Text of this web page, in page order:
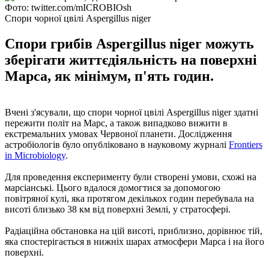
Фото: twitter.com/mICROBIOsh
Спори чорної цвілі Aspergillus niger
Спори грибів Aspergillus niger можуть
зберігати життєдіяльність на поверхні
Марса, як мінімум, п'ять годин.
Вчені з'ясували, що спори чорної цвілі Aspergillus niger здатні
пережити політ на Марс, а також випадково вижити в
екстремальних умовах Червоної планети. Дослідження
астробіологів було опубліковано в науковому журналі Frontiers
in Microbiology.
Для проведення експерименту були створені умови, схожі на
марсіанські. Цього вдалося домогтися за допомогою
повітряної кулі, яка протягом декількох годин перебувала на
висоті близько 38 км від поверхні Землі, у стратосфері.
Радіаційна обстановка на цій висоті, приблизно, дорівнює тій,
яка спостерігається в нижніх шарах атмосфери Марса і на його
поверхні.